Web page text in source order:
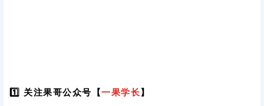
1️⃣ 关注果哥公众号【一果学长】